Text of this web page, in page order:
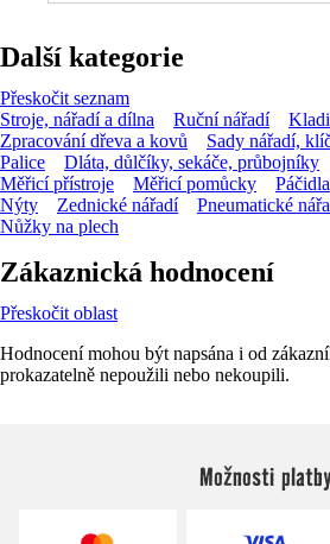
Další kategorie
Přeskočit seznam
Stroje, nářadí a dílna
Ruční nářadí
Zpracování dřeva a kovů
Sady nářadí,
Palice
Dláta, důlčíky, sekáče, průbojníky
Měřicí přístroje
Měřicí pomůcky Páčidla
Nýty
Zednické nářadí Pneumatické
Nůžky na plech
Zákaznická hodnocení
Přeskočit oblast
Hodnocení mohou být napsána i od
prokazatelně nepoužili nebo nekoupili.
Možnosti